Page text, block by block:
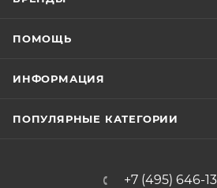
ПОМОЩЬ
ИНФОРМАЦИЯ
ПОПУЛЯРНЫЕ КАТЕГОРИИ
+7 (495) 646-